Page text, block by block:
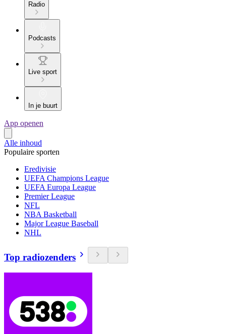
Radio
Podcasts
Live sport
In je buurt
App openen
Alle inhoud
Populaire sporten
Eredivisie
UEFA Champions League
UEFA Europa League
Premier League
NFL
NBA Basketball
Major League Baseball
NHL
Top radiozenders